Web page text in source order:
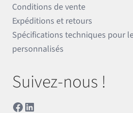
Conditions de vente
Expéditions et retours
Spécifications techniques pour
personnalisés
Suivez-nous !
Facebook
LinkedIn